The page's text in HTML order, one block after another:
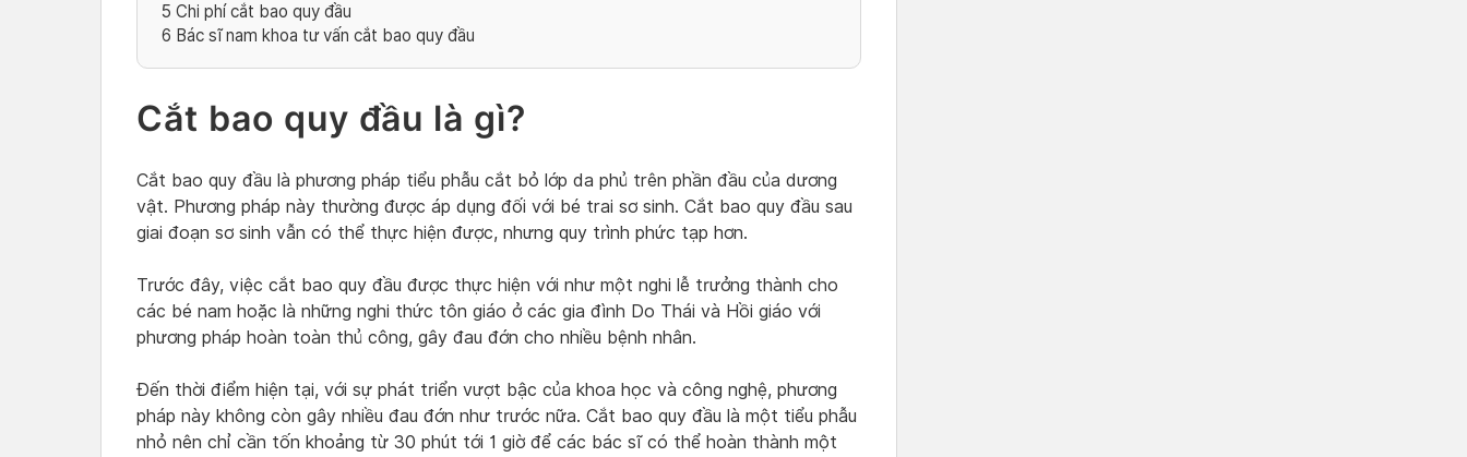
5 Chi phí cắt bao quy đầu
6 Bác sĩ nam khoa tư vấn cắt bao quy đầu
Cắt bao quy đầu là gì?
Cắt bao quy đầu là phương pháp tiểu phẫu cắt bỏ lớp da phủ trên phần đầu của dương
vật. Phương pháp này thường được áp dụng đối với bé trai sơ sinh. Cắt bao quy đầu sau
giai đoạn sơ sinh vẫn có thể thực hiện được, nhưng quy trình phức tạp hơn.
Trước đây, việc cắt bao quy đầu được thực hiện với như một nghi lễ trưởng thành cho
các bé nam hoặc là những nghi thức tôn giáo ở các gia đình Do Thái và Hồi giáo với
phương pháp hoàn toàn thủ công, gây đau đớn cho nhiều bệnh nhân.
Đến thời điểm hiện tại, với sự phát triển vượt bậc của khoa học và công nghệ, phương
pháp này không còn gây nhiều đau đớn như trước nữa. Cắt bao quy đầu là một tiểu phẫu
nhỏ nên chỉ cần tốn khoảng từ 30 phút tới 1 giờ để các bác sĩ có thể hoàn thành một